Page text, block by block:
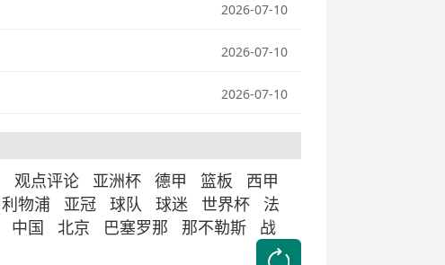
2026-07-10
2026-07-10
2026-07-10
观点评论 亚洲杯 德甲 篮板
西甲
利物浦 亚冠 球队 球迷 世界杯
法
中国 北京 巴塞罗那 那不勒斯
战